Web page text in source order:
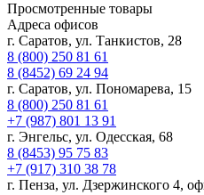
Просмотренные товары
Адреса офисов
г. Саратов, ул. Танкистов, 28
8 (800) 250 81 61
8 (8452) 69 24 94
г. Саратов, ул. Пономарева, 15
8 (800) 250 81 61
+7 (987) 801 13 91
г. Энгельс, ул. Одесская, 68
8 (8453) 95 75 83
+7 (917) 310 38 78
г. Пенза, ул. Дзержинского 4,